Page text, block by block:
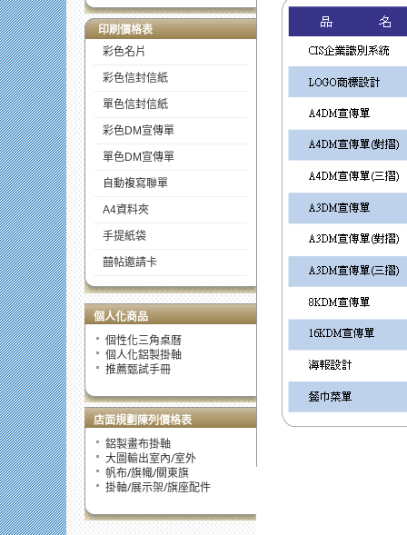
印刷價格表
彩色名片
彩色信封信紙
單色信封信紙
彩色DM宣傳單
單色DM宣傳單
自動複寫聯單
A4資料夾
手提紙袋
囍帖邀請卡
個人化商品
個性化三角桌曆
個人化鋁製掛軸
推薦甄試手冊
店面規劃陳列價格表
鋁製畫布掛軸
大圖輸出室內/室外
帆布/旗幟/關東旗
掛軸/展示架/旗座配件